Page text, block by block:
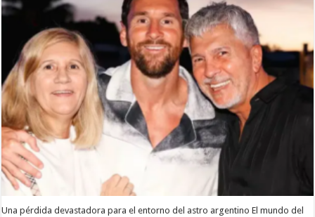
el
fútbol
por
el
fallecimiento
del
padre
y
representante
de
Lionel
Messi
Una pérdida devastadora para el entorno del astro argentino El mundo del